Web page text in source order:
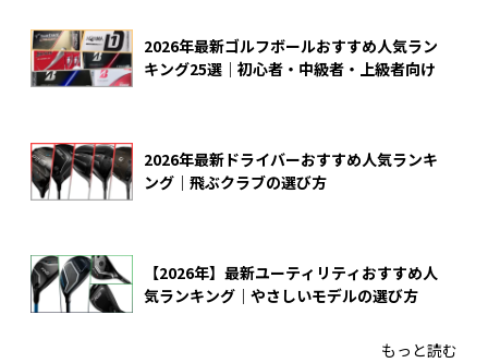
2026年最新ゴルフボールおすすめ人気ラン
キング25選｜初心者・中級者・上級者向け
2026年最新ドライバーおすすめ人気ランキ
ング｜飛ぶクラブの選び方
【2026年】最新ユーティリティおすすめ人
気ランキング｜やさしいモデルの選び方
もっと読む